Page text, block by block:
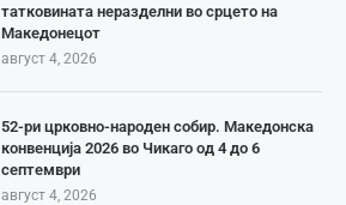
татковината неразделни во срцето на
Македонецот
август 4, 2026
52-ри црковно-народен собир. Македонска
конвенција 2026 во Чикаго од 4 до 6
септември
август 4, 2026